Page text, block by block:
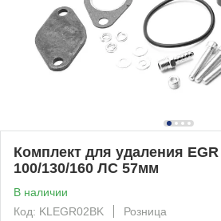
Комплект для удаления EGR
100/130/160 ЛС 57мм
В наличии
Код: KLEGR02BK
Розница